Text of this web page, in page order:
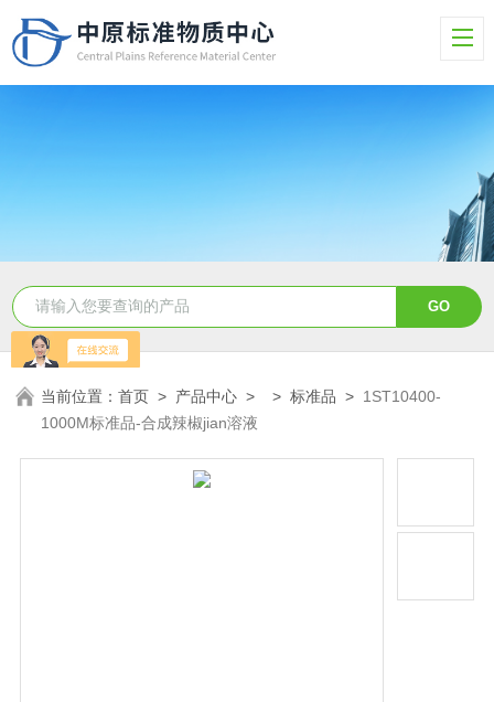
当前位置：首页 > 产品中心 > >标准品 > 1ST10400-
1000M标准品-合成辣椒jian溶液